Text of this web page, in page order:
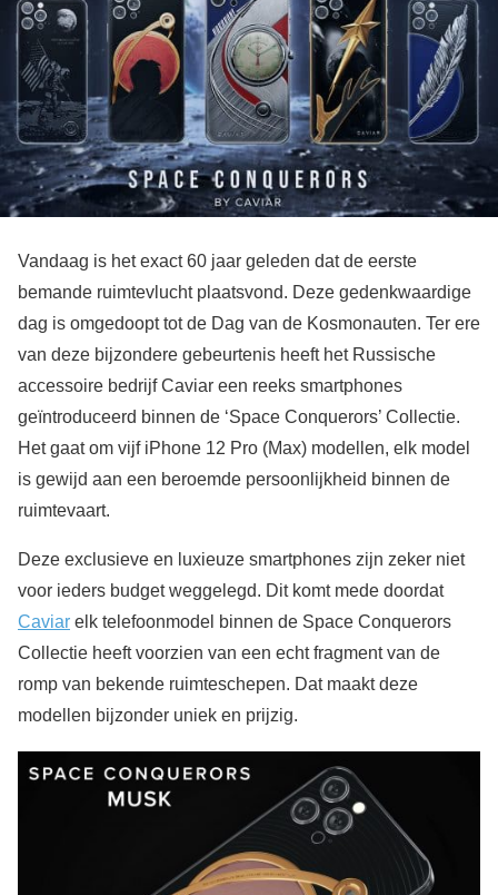
Vandaag is het exact 60 jaar geleden dat de eerste
bemande ruimtevlucht plaatsvond. Deze gedenkwaardige
dag is omgedoopt tot de Dag van de Kosmonauten. Ter ere
van deze bijzondere gebeurtenis heeft het Russische
accessoire bedrijf Caviar een reeks smartphones
geïntroduceerd binnen de ‘Space Conquerors’ Collectie.
Het gaat om vijf iPhone 12 Pro (Max) modellen, elk model
is gewijd aan een beroemde persoonlijkheid binnen de
ruimtevaart.
Deze exclusieve en luxieuze smartphones zijn zeker niet
voor ieders budget weggelegd. Dit komt mede doordat
Caviar elk telefoonmodel binnen de Space Conquerors
Collectie heeft voorzien van een echt fragment van de
romp van bekende ruimteschepen. Dat maakt deze
modellen bijzonder uniek en prijzig.